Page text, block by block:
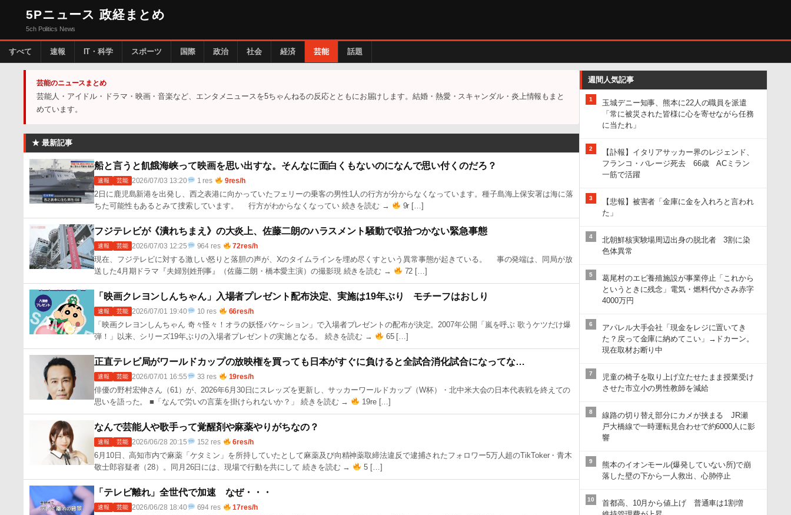
5Pニュース 政経まとめ
5ch Politics News
すべて 速報 IT・科学 スポーツ 国際 政治 社会 経済 芸能 話題
芸能のニュースまとめ
芸能人・アイドル・ドラマ・映画・音楽など、エンタメニュースを5ちゃんねるの反応とともにお届けします。結婚・熱愛・スキャンダル・炎上情報もまと
めています。
★ 最新記事
船と言うと飢餓海峡って映画を思い出すな。そんなに面白くもないのになんで思い付くのだろ？
速報 芸能 2026/07/03 13:20 1 res 9res/h
2日に鹿児島新港を出発し、西之表港に向かっていたフェリーの乗客の男性1人の行方が分からなくなっています。種子島海上保安署は海に落
ちた可能性もあるとみて捜索しています。 行方がわからなくなってい 続きを読む →
9r […]
フジテレビが《潰れちまえ》の大炎上、佐藤二朗のハラスメント騒動で収拾つかない緊急事態
速報 芸能 2026/07/03 12:25 964 res 72res/h
現在、フジテレビに対する激しい怒りと落胆の声が、Xのタイムラインを埋め尽くすという異常事態が起きている。 事の発端は、同局が放
送した4月期ドラマ『夫婦別姓刑事』（佐藤二朗・橋本愛主演）の撮影現 続きを読む →
72 […]
「映画クレヨンしんちゃん」入場者プレゼント配布決定、実施は19年ぶり モチーフはおしり
速報 芸能 2026/07/01 19:40 10 res 66res/h
「映画クレヨンしんちゃん 奇々怪々！オラの妖怪バケ～ション」で入場者プレゼントの配布が決定。2007年公開「嵐を呼ぶ 歌うケツだけ爆
弾！」以来、シリーズ19年ぶりの入場者プレゼントの実施となる。 続きを読む →
65 […]
正直テレビ局がワールドカップの放映権を買っても日本がすぐに負けると全試合消化試合になってな…
速報 芸能 2026/07/01 16:55 33 res 19res/h
俳優の野村宏伸さん（61）が、2026年6月30日にスレッズを更新し、サッカーワールドカップ（W杯）・北中米大会の日本代表戦を終えての
思いを語った。 ■「なんで労いの言葉を掛けられないか？」 続きを読む →
19re […]
なんで芸能人や歌手って覚醒剤や麻薬やりがちなの？
速報 芸能 2026/06/28 20:15 152 res 6res/h
6月10日、高知市内で麻薬「ケタミン」を所持していたとして麻薬及び向精神薬取締法違反で逮捕されたフォロワー5万人超のTikToker・青木
敬士郎容疑者（28）。同月26日には、現場で行動を共にして 続きを読む →
5 […]
「テレビ離れ」全世代で加速 なぜ・・・
速報 芸能 2026/06/28 18:40 694 res 17res/h
週間人気記事
1
玉城デニー知事、熊本に22人の職員を派遣
「常に被災された皆様に心を寄せながら任務
に当たれ」
2
【訃報】イタリアサッカー界のレジェンド、
フランコ・バレージ死去 66歳 ACミラン
一筋で活躍
3
【悲報】被害者「金庫に金を入れろと言われ
た」
4
北朝鮮核実験場周辺出身の脱北者 3割に染
色体異常
5
葛尾村のエビ養殖施設が事業停止「これから
というときに残念」電気・燃料代かさみ赤字
4000万円
6
アパレル大手会社「現金をレジに置いてき
た？戻って金庫に納めてこい」→ドカーン。
現在取材お断り中
7
児童の椅子を取り上げ立たせたまま授業受け
させた市立小の男性教師を減給
8
線路の切り替え部分にカメが挟まる JR瀬
戸大橋線で一時運転見合わせで約6000人に影
響
9
熊本のイオンモール(爆発していない所)で崩
落した壁の下から一人救出、心肺停止
10
首都高、10月から値上げ 普通車は1割増